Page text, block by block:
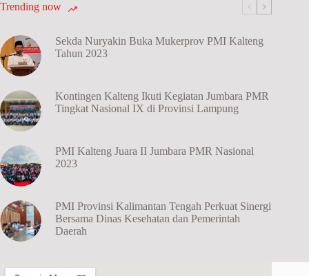
Trending now
Sekda Nuryakin Buka Mukerprov PMI Kalteng
Tahun 2023
Kontingen Kalteng Ikuti Kegiatan Jumbara PMR
Tingkat Nasional IX di Provinsi Lampung
PMI Kalteng Juara II Jumbara PMR Nasional
2023
PMI Provinsi Kalimantan Tengah Perkuat Sinergi
Bersama Dinas Kesehatan dan Pemerintah
Daerah